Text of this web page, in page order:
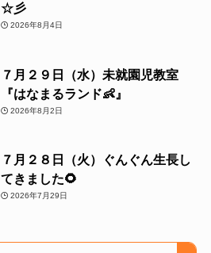
☆彡
2026年8月4日
７月２９日（水）未就園児教室
『はなまるランド👶』
2026年8月2日
７月２８日（火）ぐんぐん生長し
てきました🌻
2026年7月29日